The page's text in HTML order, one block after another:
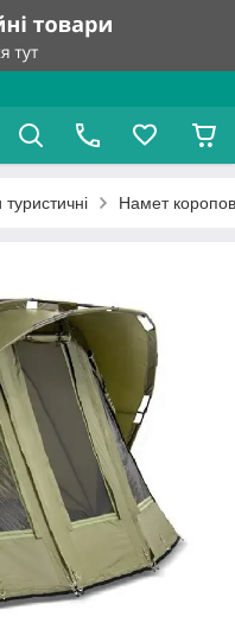
Намет